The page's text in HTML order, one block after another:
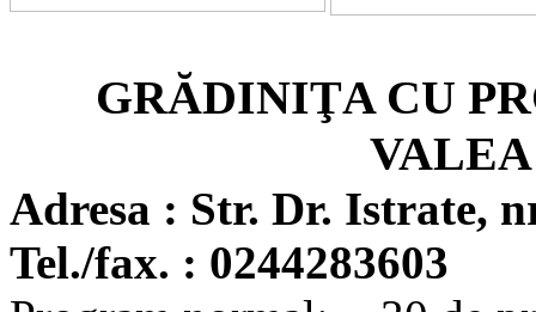
GRĂDINIŢA CU
Adresa : Str. Dr. Istrate,
Tel./fax. : 0244283603